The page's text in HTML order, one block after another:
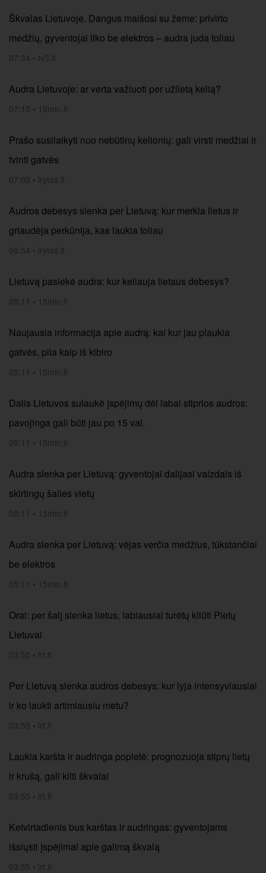
Škvalas Lietuvoje. Dangus maišosi su žeme: privirto
medžių, gyventojai liko be elektros – audra juda toliau
07:34 • tv3.lt
Audra Lietuvoje: ar verta važiuoti per užlietą kelią?
07:15 • 15min.lt
Prašo susilaikyti nuo nebūtinų kelionių: gali virsti medžiai ir
tvinti gatvės
07:02 • lrytas.lt
Audros debesys slenka per Lietuvą: kur merkia lietus ir
griaudėja perkūnija, kas laukia toliau
06:54 • lrytas.lt
Lietuvą pasiekė audra: kur keliauja lietaus debesys?
05:11 • 15min.lt
Naujausia informacija apie audrą: kai kur jau plaukia
gatvės, pila kaip iš kibiro
05:11 • 15min.lt
Dalis Lietuvos sulaukė įspėjimų dėl labai stiprios audros:
pavojinga gali būti jau po 15 val.
05:11 • 15min.lt
Audra slenka per Lietuvą: gyventojai dalijasi vaizdais iš
skirtingų šalies vietų
05:11 • 15min.lt
Audra slenka per Lietuvą: vėjas verčia medžius, tūkstančiai
be elektros
05:11 • 15min.lt
Orai: per šalį slenka lietus, labiausiai turėtų kliūti Pietų
Lietuvai
03:55 • lrt.lt
Per Lietuvą slenka audros debesys: kur lyja intensyviausiai
ir ko laukti artimiausiu metu?
03:55 • lrt.lt
Laukia karšta ir audringa popietė: prognozuoja stiprų lietų
ir krušą, gali kilti škvalai
03:55 • lrt.lt
Ketvirtadienis bus karštas ir audringas: gyventojams
išsiųsti įspėjimai apie galimą škvalą
03:55 • lrt.lt